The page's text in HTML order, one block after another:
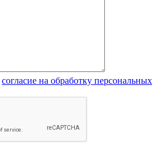
согласие на обработку персональных